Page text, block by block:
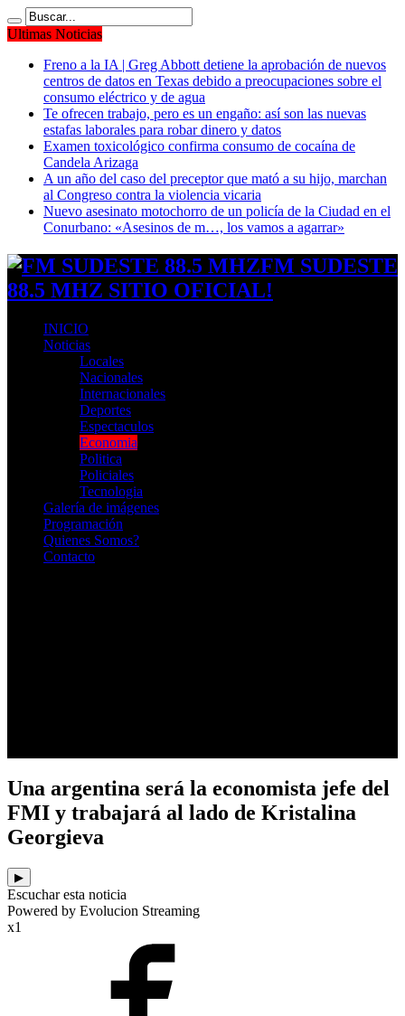
Ultimas Noticias
Freno a la IA | Greg Abbott detiene la aprobación de nuevos
centros de datos en Texas debido a preocupaciones sobre el
consumo eléctrico y de agua
Te ofrecen trabajo, pero es un engaño: así son las nuevas
estafas laborales para robar dinero y datos
Examen toxicológico confirma consumo de cocaína de
Candela Arizaga
A un año del caso del preceptor que mató a su hijo, marchan
al Congreso contra la violencia vicaria
Nuevo asesinato motochorro de un policía de la Ciudad en el
Conurbano: «Asesinos de m…, los vamos a agarrar»
FM SUDESTE
88.5 MHZ SITIO OFICIAL!
INICIO
Noticias
Locales
Nacionales
Internacionales
Deportes
Espectaculos
Economia
Politica
Policiales
Tecnologia
Galería de imágenes
Programación
Quienes Somos?
Contacto
Una argentina será la economista jefe del
FMI y trabajará al lado de Kristalina
Georgieva
▶
Escuchar esta noticia
Powered by Evolucion Streaming
x1